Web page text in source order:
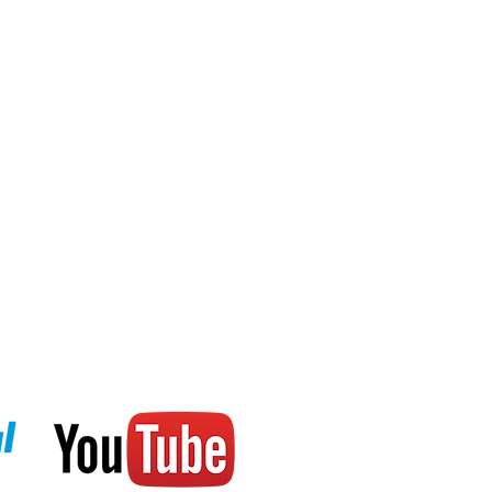
(в темноте она
останавливая движение